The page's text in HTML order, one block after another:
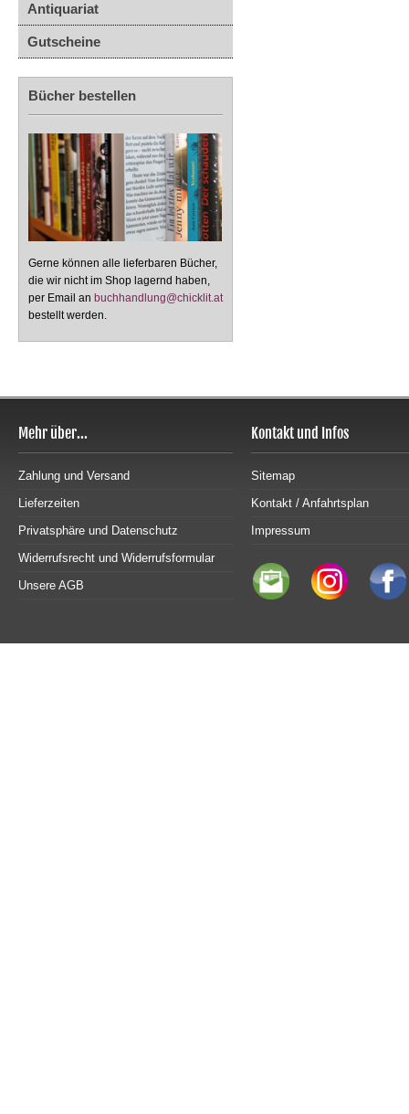
Antiquariat
Gutscheine
Bücher bestellen
Gerne können alle lieferbaren Bücher,
die wir nicht im Shop lagernd haben,
per Email an buchhandlung@chicklit.at
bestellt werden.
Mehr über...
Zahlung und Versand
Lieferzeiten
Privatsphäre und Datenschutz
Widerrufsrecht und Widerrufsformular
Unsere AGB
Kontakt und Infos
Sitemap
Kontakt / Anfahrtsplan
Impressum